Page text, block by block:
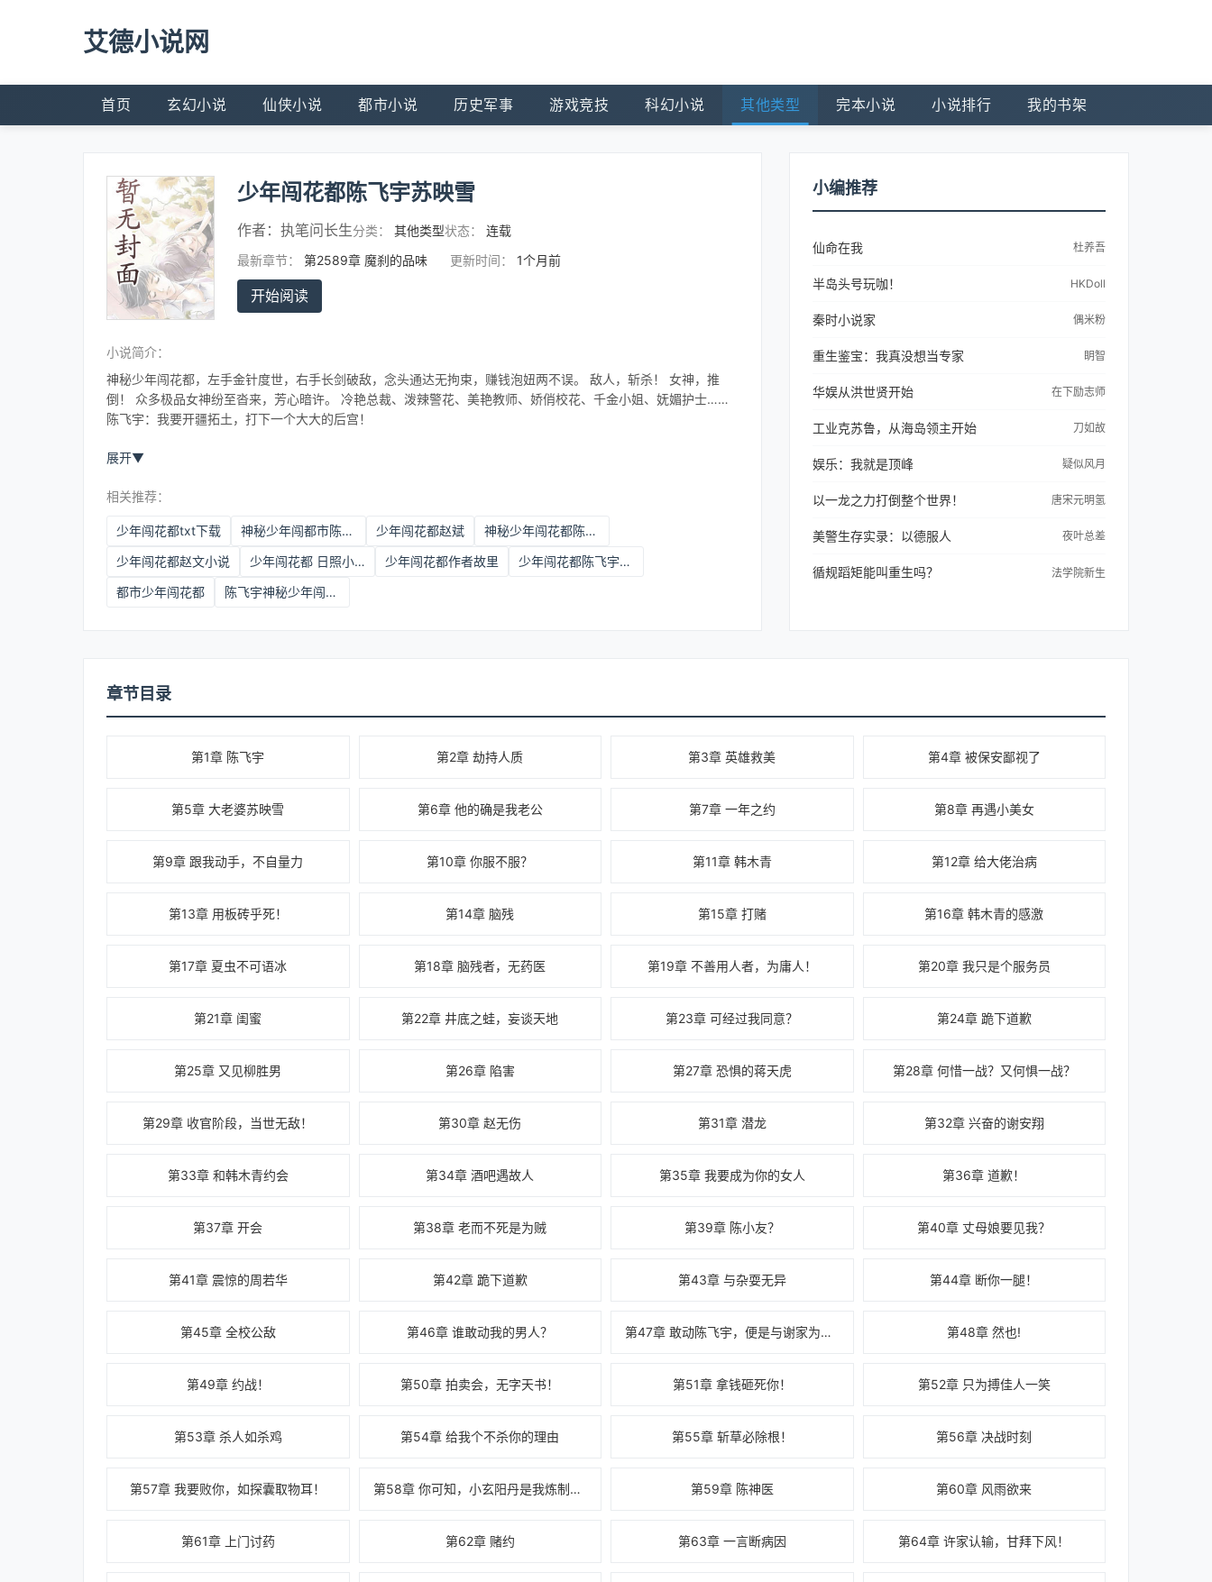
艾德小说网
首页 玄幻小说 仙侠小说 都市小说 历史军事 游戏竞技 科幻小说 其他类型 完本小说 小说排行 我的书架
少年闯花都陈飞宇苏映雪
作者： 执笔问长生分类： 其他类型状态：
连载
最新章节：
第2589章 魔刹的品味 更新时间： 1个月前
开始阅读
小说简介：
神秘少年闯花都，左手金针度世，右手长剑破敌，念头通达无拘束，赚钱泡妞两不误。 敌人，斩杀！ 女神，推
倒！ 众多极品女神纷至沓来，芳心暗许。 冷艳总裁、泼辣警花、美艳教师、娇俏校花、千金小姐、妩媚护士……
陈飞宇：我要开疆拓土，打下一个大大的后宫！
展开▼
相关推荐：
少年闯花都txt下载 神秘少年闯都市陈飞宇 少年闯花都赵斌
神秘少年闯花都陈飞宇
少年闯花都赵文小说
少年闯花都 日照小说网 少年闯花都作者故里
少年闯花都陈飞宇最新篇章
都市少年闯花都
陈飞宇神秘少年闯都市
小编推荐
仙命在我 杜养吾
半岛头号玩咖！ HKDoll
秦时小说家 偶米粉
重生鉴宝：我真没想当专家 眀智
华娱从洪世贤开始 在下励志师
工业克苏鲁，从海岛领主开始 刀如故
娱乐：我就是顶峰 疑似风月
以一龙之力打倒整个世界！ 唐宋元明氢
美警生存实录：以德服人 夜叶总差
循规蹈矩能叫重生吗？ 法学院新生
章节目录
第1章 陈飞宇 第2章 劫持人质 第3章 英雄救美 第4章 被保安鄙视了
第5章 大老婆苏映雪 第6章 他的确是我老公 第7章 一年之约 第8章 再遇小美女
第9章 跟我动手，不自量力 第10章 你服不服？ 第11章 韩木青 第12章 给大佬治病
第13章 用板砖乎死！ 第14章 脑残 第15章 打赌 第16章 韩木青的感激
第17章 夏虫不可语冰 第18章 脑残者，无药医 第19章 不善用人者，为庸人！ 第20章 我只是个服务员
第21章 闺蜜 第22章 井底之蛙，妄谈天地 第23章 可经过我同意？ 第24章 跪下道歉
第25章 又见柳胜男 第26章 陷害 第27章 恐惧的蒋天虎 第28章 何惜一战？又何惧一战？
第29章 收官阶段，当世无敌！ 第30章 赵无伤 第31章 潜龙 第32章 兴奋的谢安翔
第33章 和韩木青约会 第34章 酒吧遇故人 第35章 我要成为你的女人 第36章 道歉！
第37章 开会 第38章 老而不死是为贼 第39章 陈小友？ 第40章 丈母娘要见我？
第41章 震惊的周若华 第42章 跪下道歉 第43章 与杂耍无异 第44章 断你一腿！
第45章 全校公敌 第46章 谁敢动我的男人？ 第47章 敢动陈飞宇，便是与谢家为敌！ 第48章 然也!
第49章 约战！ 第50章 拍卖会，无字天书！ 第51章 拿钱砸死你！ 第52章 只为搏佳人一笑
第53章 杀人如杀鸡 第54章 给我个不杀你的理由 第55章 斩草必除根！ 第56章 决战时刻
第57章 我要败你，如探囊取物耳！ 第58章 你可知，小玄阳丹是我炼制的？ 第59章 陈神医 第60章 风雨欲来
第61章 上门讨药 第62章 赌约 第63章 一言断病因 第64章 许家认输，甘拜下风！